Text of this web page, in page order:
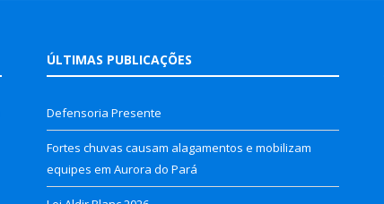
ÚLTIMAS PUBLICAÇÕES
Defensoria Presente
Fortes chuvas causam alagamentos e mobilizam
equipes em Aurora do Pará